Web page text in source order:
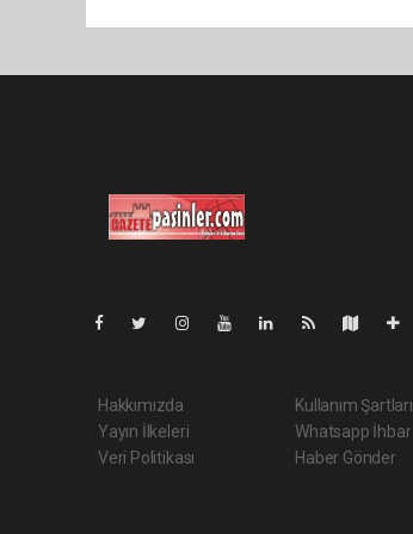
Hakkımızda
Yayın İlkeleri
Veri Politikası
Kullanım Şartları
Whatsapp İhbar
Haber Gönder